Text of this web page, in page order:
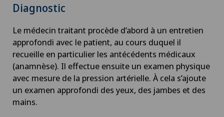
Diagnostic
Le médecin traitant procède d’abord à un entretien
approfondi avec le patient, au cours duquel il
recueille en particulier les antécédents médicaux
(anamnèse). Il effectue ensuite un examen physique
avec mesure de la pression artérielle. À cela s’ajoute
un examen approfondi des yeux, des jambes et des
mains.